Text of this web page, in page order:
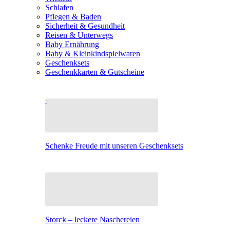
Schlafen
Pflegen & Baden
Sicherheit & Gesundheit
Reisen & Unterwegs
Baby Ernährung
Baby & Kleinkindspielwaren
Geschenksets
Geschenkkarten & Gutscheine
Schenke Freude mit unseren Geschenksets
Storck – leckere Naschereien